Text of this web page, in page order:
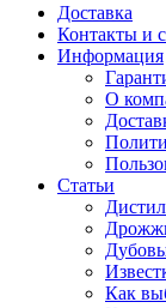
Доставка
Контакты и
Информация
О
Статьи
Как